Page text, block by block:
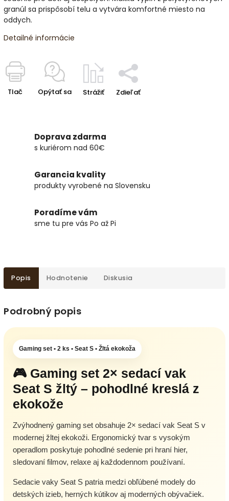
granúl sa prispôsobí telu a vytvára komfortné miesto na
oddych.
Detailné informácie
Tlač Opýtať sa Strážiť Zdieľať
Doprava zdarma
s kuriérom nad 60€
Garancia kvality
produkty vyrobené na Slovensku
Poradíme vám
sme tu pre vás Po až Pi
Popis Hodnotenie Diskusia
Podrobný popis
Gaming set • 2 ks • Seat S • Žltá ekokoža
🎮 Gaming set 2× sedací vak
Seat S žltý – pohodlné kreslá z
ekokože
Zvýhodnený gaming set obsahuje 2× sedací vak Seat S v
modernej žltej ekokoži. Ergonomický tvar s vysokým
operadlom poskytuje pohodlné sedenie pri hraní hier,
sledovaní filmov, relaxe aj každodennom používaní.
Sedacie vaky Seat S patria medzi obľúbené modely do
detských izieb, herných kútikov aj moderných obývačiek.